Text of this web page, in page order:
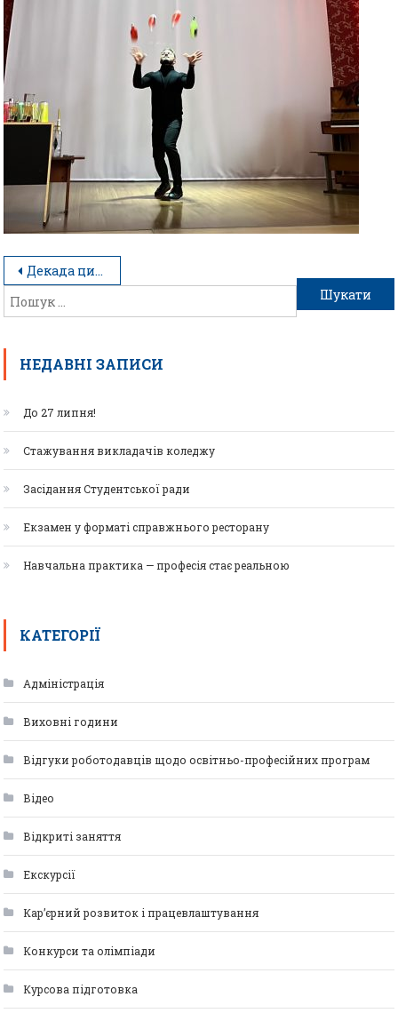
Декада циклової комісії готельно-ресторанного напряму
НЕДАВНІ ЗАПИСИ
До 27 липня!
Стажування викладачів коледжу
Засідання Студентської ради
Екзамен у форматі справжнього ресторану
Навчальна практика — професія стає реальною
КАТЕГОРІЇ
Адміністрація
Виховні години
Відгуки роботодавців щодо освітньо-професійних програм
Відео
Відкриті заняття
Екскурсії
Кар’єрний розвиток і працевлаштування
Конкурси та олімпіади
Курсова підготовка